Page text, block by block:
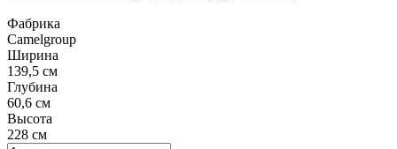
Фабрика
Camelgroup
Ширина
139,5 см
Глубина
60,6 см
Высота
228 см